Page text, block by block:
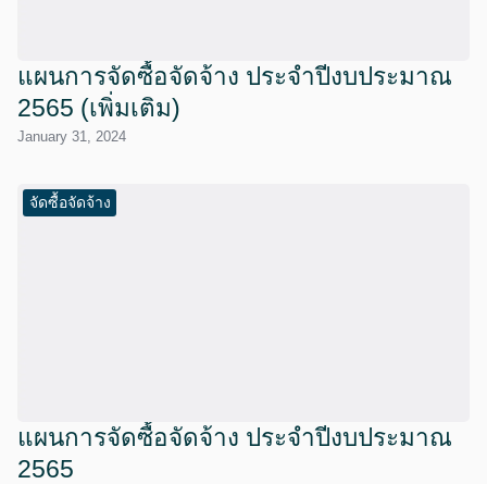
แผนการจัดซื้อจัดจ้าง ประจำปีงบประมาณ
2565 (เพิ่มเติม)
January 31, 2024
จัดซื้อจัดจ้าง
แผนการจัดซื้อจัดจ้าง ประจำปีงบประมาณ
2565